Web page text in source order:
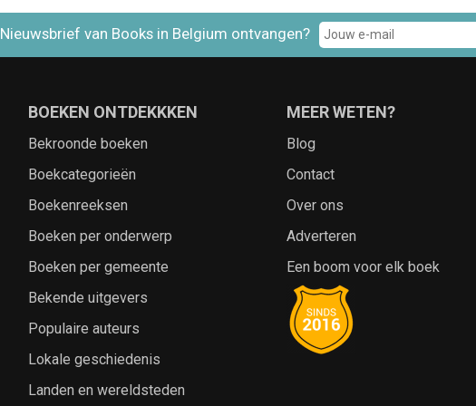
Nieuwsbrief van Books in Belgium ontvangen?
BOEKEN ONTDEKKKEN
Bekroonde boeken
Boekcategorieën
Boekenreeksen
Boeken per onderwerp
Boeken per gemeente
Bekende uitgevers
Populaire auteurs
Lokale geschiedenis
Landen en wereldsteden
MEER WETEN?
Blog
Contact
Over ons
Adverteren
Een boom voor elk boek